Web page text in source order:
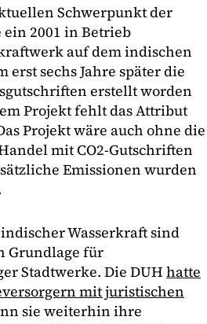
Schwerpunkt der
2001 in Betrieb
auf dem indischen
sechs Jahre später die
erstellt worden
Projekt fehlt das Attribut
Projekt wäre auch ohne die
mit CO2-Gutschriften
Emissionen wurden
Wasserkraft sind
Grundlage für
Stadtwerke. Die DUH hatte
mit juristischen
sie weiterhin ihre